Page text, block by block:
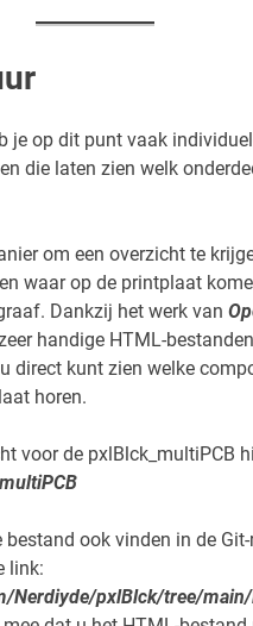
je op dit punt vaak
die laten zien welk
om een overzicht te
waar op de printplaat
Dankzij het werk van
handige HTML-bestanden
direct kunt zien welke
horen.
voor de pxlBlck_multiPCB
bestand ook vinden in de
link:
Nerdiyde/pxlBlck/tree/main/